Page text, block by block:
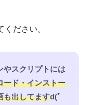
ださい。
やスクリプトには
ード・インストー
も出してますd(ﾟ